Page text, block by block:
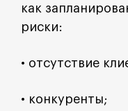
как
риски:
• отсутствие
• конкуренты;